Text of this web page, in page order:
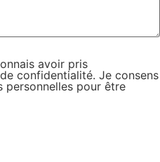
avoir pris
confidentialité. Je consens
personnelles pour être